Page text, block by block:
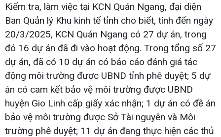
Kiểm tra, làm việc tại KCN Quán Ngang, đại diện
Ban Quản lý Khu kinh tế tỉnh cho biết, tính đến ngày
20/3/2025, KCN Quán Ngang có 27 dự án, trong
đó 16 dự án đã đi vào hoạt động. Trong tổng số 27
dự án, đã có 10 dự án có báo cáo đánh giá tác
động môi trường được UBND tỉnh phê duyệt; 5 dự
án có cam kết bảo vệ môi trường được UBND
huyện Gio Linh cấp giấy xác nhận; 1 dự án có đề án
bảo vệ môi trường được Sở Tài nguyên và Môi
trường phê duyệt; 11 dự án đang thực hiện các thủ